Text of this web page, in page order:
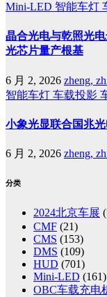
Mini-LED 智能车灯
晶合光电与乾照光
光芯片量产根基
6 月 2, 2026 zheng,
智能车灯 车载投影
小象光显联合国兆
6 月 2, 2026 zheng,
分类
2024北京车展
CMF (21)
CMS (153)
DMS (109)
HUD (701)
Mini-LED (161)
OBC车载充电